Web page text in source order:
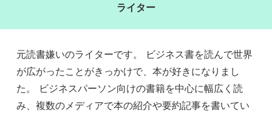
ライター
元読書嫌いのライターです。 ビジネス書を読んで世界
が広がったことがきっかけで、本が好きになりまし
た。 ビジネスパーソン向けの書籍を中心に幅広く読
み、複数のメディアで本の紹介や要約記事を書いてい